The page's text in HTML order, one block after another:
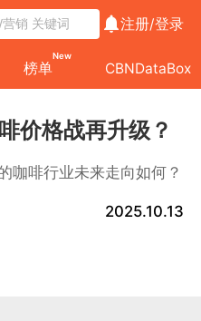
注册/登录
榜单
New
CBNDataBox
价格战再升级？
咖啡行业未来走向如何？
2025.10.13